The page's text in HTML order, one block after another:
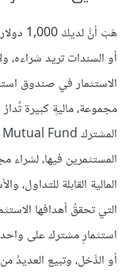
هَبْ أنَّ
أو السندات تريد شراءه،
الاستثمار في صندوق
مجموعة، ماليةٍ كبيرة
المستثمرين فيها، لشراء
المالية القابلة للتداول،
التي تحققُ أهدافها
استثمارٍ مشترك على واحد
أو الدَّخل، وتبيع العديدُ